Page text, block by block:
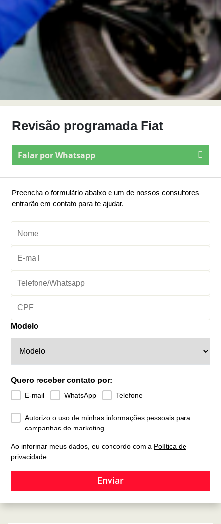
Revisão programada Fiat
Falar por Whatsapp
Preencha o formulário abaixo e um de nossos consultores
entrarão em contato para te ajudar.
Modelo
Quero receber contato por:
E-mail WhatsApp Telefone
Autorizo o uso de minhas informações pessoais para
campanhas de marketing.
Ao informar meus dados, eu concordo com a Política de
privacidade
Enviar